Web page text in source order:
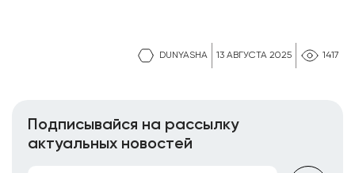
DUNYASHA 13 АВГУСТА 2025 1417
Подписывайся на рассылку
актуальных новостей